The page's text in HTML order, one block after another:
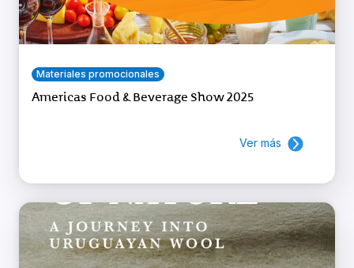
Materiales promocionales
Americas Food & Beverage Show 2025
Ver más